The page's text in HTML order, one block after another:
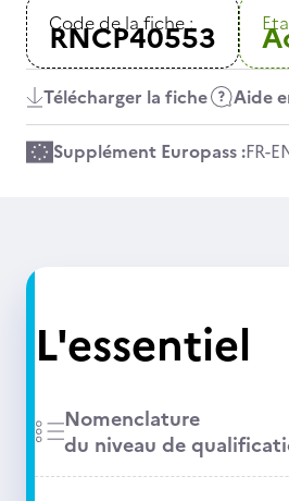
Code de la fiche :
RNCP40553
Télécharger la fiche Aide
Supplément Europass :FR-
L'essentiel
Nomenclature
du niveau de